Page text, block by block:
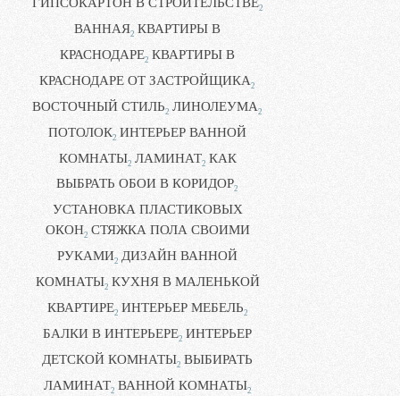
2
ВАННАЯ2 КВАРТИРЫ В
КРАСНОДАРЕ2 КВАРТИРЫ В
КРАСНОДАРЕ ОТ ЗАСТРОЙЩИКА2
ВОСТОЧНЫЙ СТИЛЬ2 ЛИНОЛЕУМА2
ПОТОЛОК2 ИНТЕРЬЕР ВАННОЙ
КОМНАТЫ2 ЛАМИНАТ2 КАК
ВЫБРАТЬ ОБОИ В КОРИДОР2
УСТАНОВКА ПЛАСТИКОВЫХ
ОКОН2 СТЯЖКА ПОЛА СВОИМИ
РУКАМИ2 ДИЗАЙН ВАННОЙ
КОМНАТЫ2 КУХНЯ В МАЛЕНЬКОЙ
КВАРТИРЕ2 ИНТЕРЬЕР МЕБЕЛЬ2
БАЛКИ В ИНТЕРЬЕРЕ2 ИНТЕРЬЕР
ДЕТСКОЙ КОМНАТЫ2 ВЫБИРАТЬ
ЛАМИНАТ2 ВАННОЙ КОМНАТЫ2